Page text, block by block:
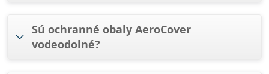
Sú ochranné obaly AeroCover
vodeodolné?